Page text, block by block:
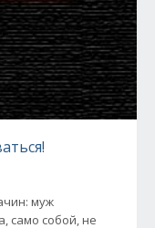
муж
само собой, не